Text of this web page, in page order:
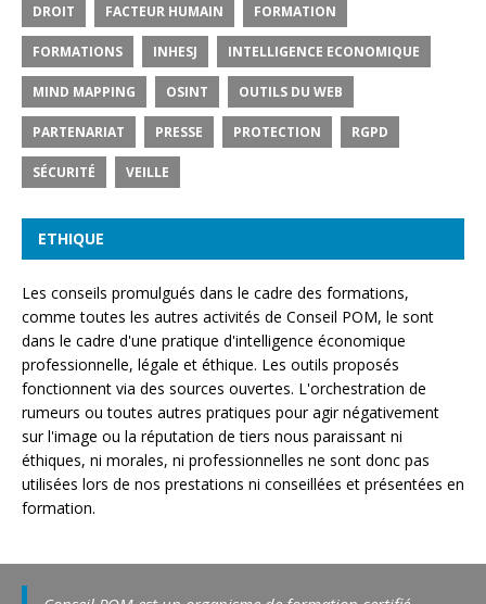
DROIT FACTEUR HUMAIN FORMATION
FORMATIONS INHESJ INTELLIGENCE ECONOMIQUE
MIND MAPPING OSINT OUTILS DU WEB
PARTENARIAT PRESSE PROTECTION RGPD
SÉCURITÉ VEILLE
ETHIQUE
Les conseils promulgués dans le cadre des formations,
comme toutes les autres activités de Conseil POM, le sont
dans le cadre d'une pratique d'intelligence économique
professionnelle, légale et éthique. Les outils proposés
fonctionnent via des sources ouvertes. L'orchestration de
rumeurs ou toutes autres pratiques pour agir négativement
sur l'image ou la réputation de tiers nous paraissant ni
éthiques, ni morales, ni professionnelles ne sont donc pas
utilisées lors de nos prestations ni conseillées et présentées en
formation.